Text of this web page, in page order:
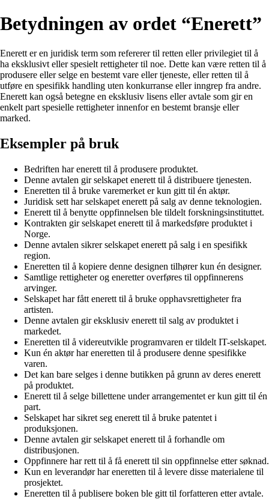
Betydningen av ordet “Enerett”
Enerett er en juridisk term som refererer til retten eller privilegiet til å
ha eksklusivt eller spesielt rettigheter til noe. Dette kan være retten til å
produsere eller selge en bestemt vare eller tjeneste, eller retten til å
utføre en spesifikk handling uten konkurranse eller inngrep fra andre.
Enerett kan også betegne en eksklusiv lisens eller avtale som gir en
enkelt part spesielle rettigheter innenfor en bestemt bransje eller
marked.
Eksempler på bruk
Bedriften har enerett til å produsere produktet.
Denne avtalen gir selskapet enerett til å distribuere tjenesten.
Eneretten til å bruke varemerket er kun gitt til én aktør.
Juridisk sett har selskapet enerett på salg av denne teknologien.
Enerett til å benytte oppfinnelsen ble tildelt forskningsinstituttet.
Kontrakten gir selskapet enerett til å markedsføre produktet i
Norge.
Denne avtalen sikrer selskapet enerett på salg i en spesifikk
region.
Eneretten til å kopiere denne designen tilhører kun én designer.
Samtlige rettigheter og eneretter overføres til oppfinnerens
arvinger.
Selskapet har fått enerett til å bruke opphavsrettigheter fra
artisten.
Denne avtalen gir eksklusiv enerett til salg av produktet i
markedet.
Eneretten til å videreutvikle programvaren er tildelt IT-selskapet.
Kun én aktør har eneretten til å produsere denne spesifikke
varen.
Det kan bare selges i denne butikken på grunn av deres enerett
på produktet.
Enerett til å selge billettene under arrangementet er kun gitt til én
part.
Selskapet har sikret seg enerett til å bruke patentet i
produksjonen.
Denne avtalen gir selskapet enerett til å forhandle om
distribusjonen.
Oppfinnere har rett til å få enerett til sin oppfinnelse etter søknad.
Kun en leverandør har eneretten til å levere disse materialene til
prosjektet.
Eneretten til å publisere boken ble gitt til forfatteren etter avtale.